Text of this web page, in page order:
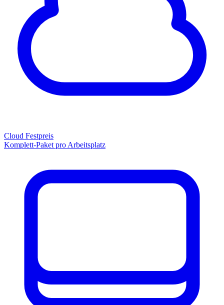
Cloud Festpreis
Komplett-Paket pro Arbeitsplatz